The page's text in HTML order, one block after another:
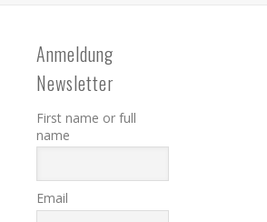
Anmeldung
Newsletter
First name or full
name
Email